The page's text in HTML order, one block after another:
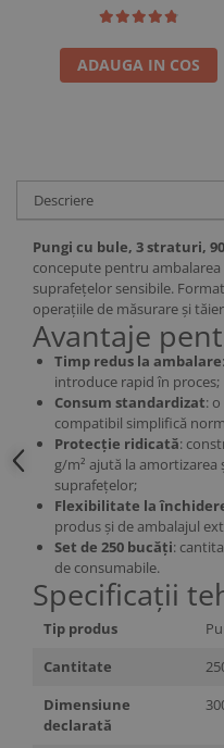
ADAUGA IN COS
Descriere
Pungi cu bule, 3 straturi,
concepute pentru
suprafețelor sensibile.
operațiile de măsurare și
Avantaje
Timp redus la ambalare
introduce rapid în proces;
Consum standardizat:
compatibil simplifică
Protecție ridicată:
g/m² ajută la
suprafețelor;
Flexibilitate la
produs și de ambalajul
Set de 250 bucăți:
de consumabile.
Specificații
Tip produs
Cantitate
Dimensiune
declarată